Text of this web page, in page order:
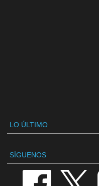
LO ÚLTIMO
SÍGUENOS